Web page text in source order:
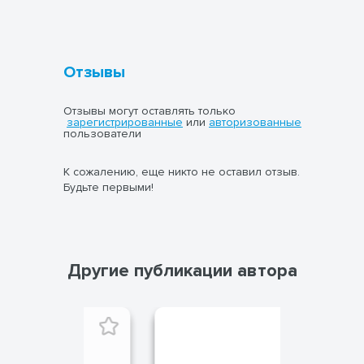
Отзывы
Отзывы могут оставлять только
зарегистрированные или авторизованные
пользователи
К сожалению, еще никто не оставил отзыв.
Будьте первыми!
Другие публикации автора